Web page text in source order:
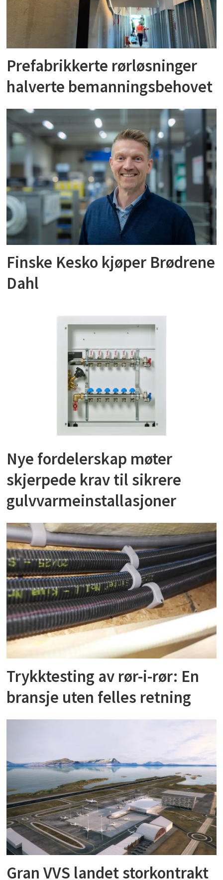
Prefabrikkerte rørløsninger
halverte bemanningsbehovet
Finske Kesko kjøper Brødrene
Dahl
Nye fordelerskap møter
skjerpede krav til sikrere
gulvvarmeinstallasjoner
Trykktesting av rør-i-rør: En
bransje uten felles retning
Gran VVS landet storkontrakt